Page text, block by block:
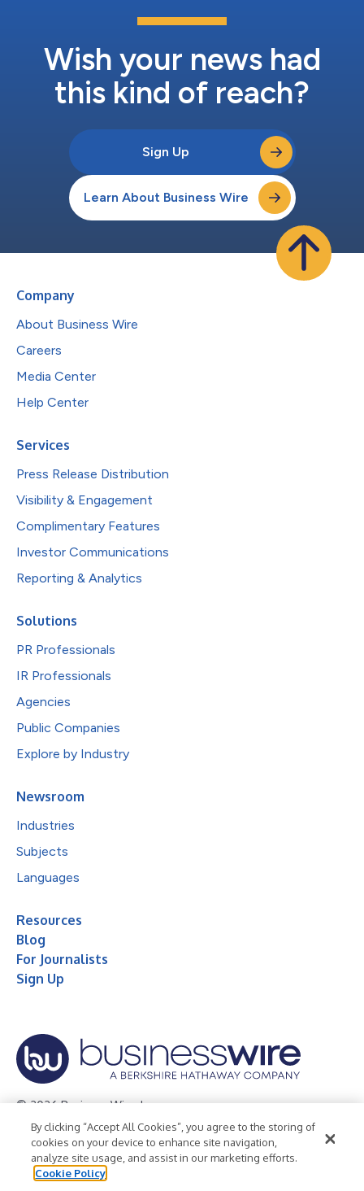
Wish your news had
this kind of reach?
Sign Up
Learn About Business Wire
Company
About Business Wire
Careers
Media Center
Help Center
Services
Press Release Distribution
Visibility & Engagement
Complimentary Features
Investor Communications
Reporting & Analytics
Solutions
PR Professionals
IR Professionals
Agencies
Public Companies
Explore by Industry
Newsroom
Industries
Subjects
Languages
Resources
Blog
For Journalists
Sign Up
© 2026 Business Wire, Inc.
Privacy Policy Cookie Policy
Accessibility Statement
Terms of Use
Legal
By clicking “Accept All Cookies”, you agree to the storing of
cookies on your device to enhance site navigation,
analyze site usage, and assist in our marketing efforts.
Cookie Policy